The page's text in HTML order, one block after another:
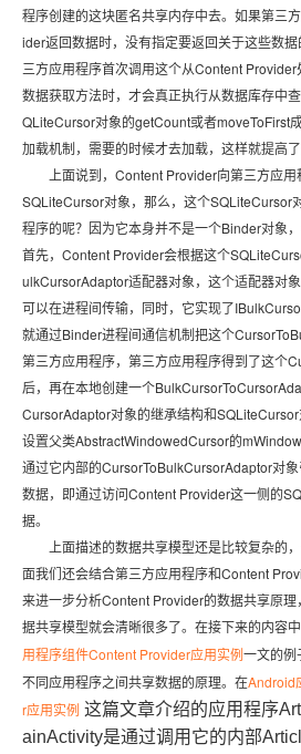
程序创建的这块匿名共享内存中去。如果第三
ider返回数据时，没有指定要返回关于这些数
三方应用程序首次调用这个从Content
数据获取方法时，才会真正执行从数据库存中
QLiteCursor对象的getCount或者moveToFirst
加载机制，需要的时候才去加载，这样就提高
上面说到，Content Provider向第三方应用
SQLiteCursor对象，那么，这个SQLiteCursor
程序的呢？因为它本身并不是一个Binder对象
首先，Content Provider会根据这个
ulkCursorAdaptor适配器对象，这个适配器对
可以在进程间传输，同时，它实现了
就通过Binder进程间通信机制把这个
第三方应用程序，第三方应用程序得到了这个
后，再在本地创建一个
CursorAdaptor对象的继承结构和
设置父类AbstractWindowedCursor的
通过它内部的CursorToBulkCursorAdaptor对
数据，即通过访问Content Provider这一侧的
据。
上面描述的数据共享模型还是比较复杂的
面我们还会结合第三方应用程序和Content
来进一步分析Content Provider的数据共享原
据共享模型就会清晰很多了。在接下来的内容
用程序组件Content Provider应用实例一文的
不同应用程序之间共享数据的原理。在Android
r应用实例 这篇文章介绍的应用程序
ainActivity是通过调用它的内部